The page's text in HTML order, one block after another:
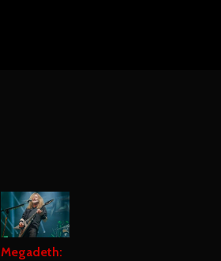
Megadeth: